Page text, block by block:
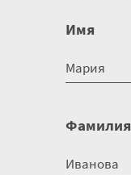
Имя
Фамилия